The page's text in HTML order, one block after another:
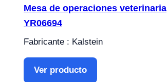
Mesa de operaciones veterinaria
YR06694
Fabricante : Kalstein
Ver producto